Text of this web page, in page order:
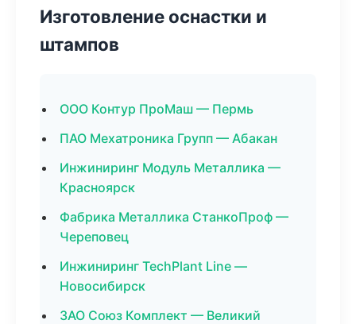
Изготовление оснастки и
штампов
ООО Контур ПроМаш — Пермь
ПАО Мехатроника Групп — Абакан
Инжиниринг Модуль Металлика —
Красноярск
Фабрика Металлика СтанкоПроф —
Череповец
Инжиниринг TechPlant Line —
Новосибирск
ЗАО Союз Комплект — Великий